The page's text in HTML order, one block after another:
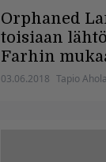
Orphaned
toisiaan
Farhin
03.06.2018 Tapio Ahola